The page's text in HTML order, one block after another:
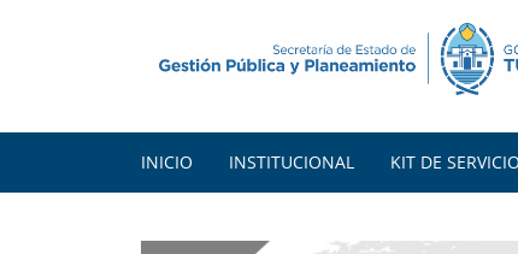
INICIO INSTITUCIONAL KIT DE